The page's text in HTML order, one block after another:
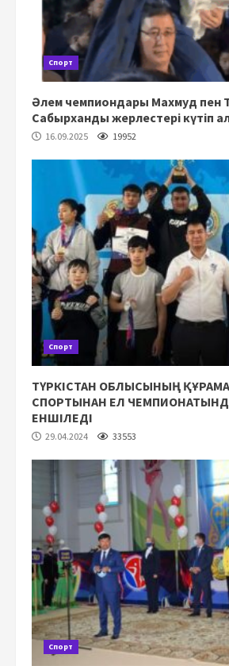
Спорт
Әлем чемпиондары Махмуд пен
Сабырханды жерлестері күтіп
16.09.2025 19952
Спорт
ТҮРКІСТАН ОБЛЫСЫНЫҢ
СПОРТЫНАН ЕЛ
ЕНШІЛЕДІ
29.04.2024 33553
Спорт